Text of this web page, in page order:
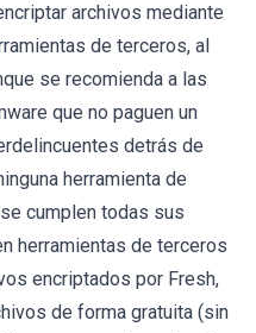
archivos mediante
de terceros, al
se recomienda a las
que no paguen un
detrás de
herramienta de
cumplen todas sus
herramientas de terceros
encriptados por Fresh,
de forma gratuita (sin